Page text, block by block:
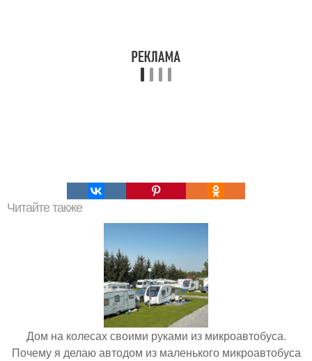
Читайте также
Дом на колесах своими руками из микроавтобуса.
Почему я делаю автодом из маленького микроавтобуса